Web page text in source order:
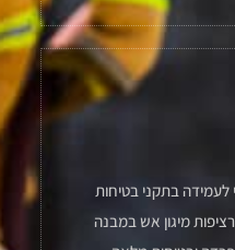
לעמידה בתקני בטיחות
מיגון אש במבנה